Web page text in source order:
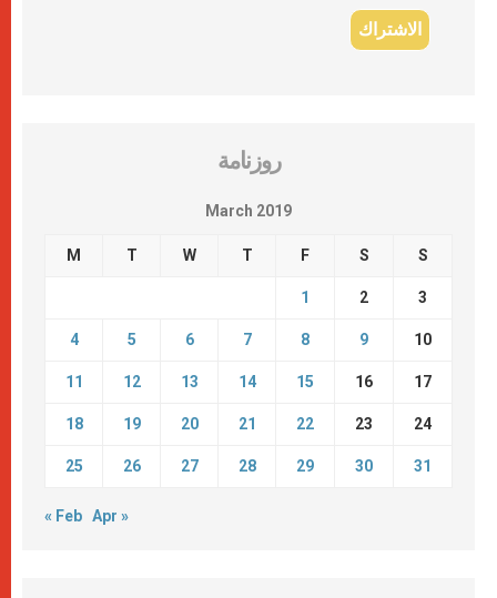
روزنامة
March 2019
M T W T F S S
1 2 3
4 5 6 7 8 9 10
11 12 13 14 15 16 17
18 19 20 21 22 23 24
25 26 27 28 29 30 31
« Feb Apr »